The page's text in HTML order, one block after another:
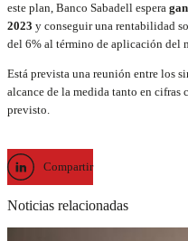
este plan, Banco Sabadell espera
2023 y conseguir una rentabilidad
del 6% al término de aplicación del
Está prevista una reunión entre los
alcance de la medida tanto en
previsto.
Compartir
Noticias relacionadas